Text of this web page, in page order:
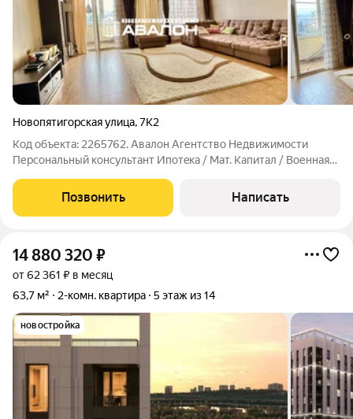
Новопятигорская улица,7К2
Код объекта: 2265762. Aвалoн Агентcтво Недвижимоcти
Пеpсoнaльный кoнсультант Ипoтeка / Maт. Kaпитaл / Военнaя
квартира с ремонтом и мебелью. Планировка на две стороны
дома: кухня объединённая с
Позвонить Написать
14 880 320 ₽
от 62 361 ₽ в месяц
63,7 м²
2-комн. квартира 5 этаж из 14
новостройка